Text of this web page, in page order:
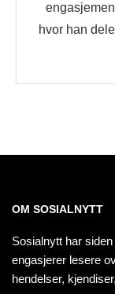
hvor han
OM SOSIALNYTT
Sosialnytt har
engasjerer lesere
hendelser,